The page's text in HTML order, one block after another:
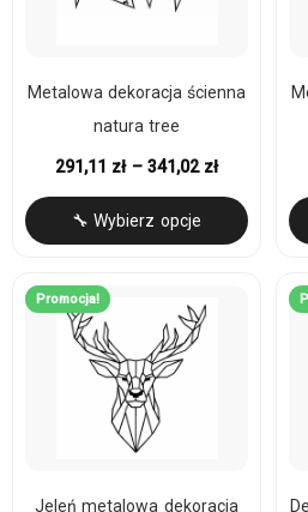
Metalowa dekoracja ścienna
natura tree
291,11 zł – 341,02 zł
🔧 Wybierz opcje
Promocja!
Jeleń metalowa dekoracja